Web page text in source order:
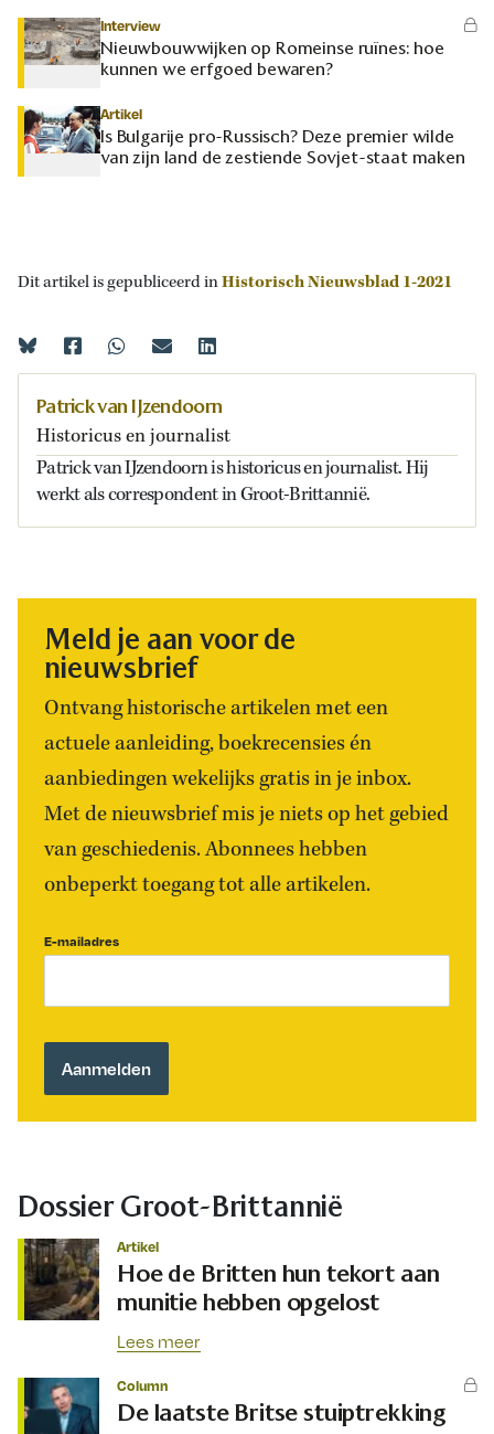
Interview
Nieuwbouwwijken op Romeinse ruïnes: hoe
kunnen we erfgoed bewaren?
Artikel
Is Bulgarije pro-Russisch? Deze premier wilde
van zijn land de zestiende Sovjet-staat maken
Dit artikel is gepubliceerd inHistorisch Nieuwsblad 1-2021
Patrick van IJzendoorn
Historicus en journalist
Patrick van IJzendoorn is historicus en journalist. Hij
werkt als correspondent in Groot-Brittannië.
Meld je aan voor de
nieuwsbrief
Ontvang historische artikelen met een
actuele aanleiding, boekrecensies én
aanbiedingen wekelijks gratis in je inbox.
Met de nieuwsbrief mis je niets op het gebied
van geschiedenis. Abonnees hebben
onbeperkt toegang tot alle artikelen.
E-mailadres
Dossier Groot-Brittannië
Artikel
Hoe de Britten hun tekort aan
munitie hebben opgelost
Lees meer
Column
De laatste Britse stuiptrekking